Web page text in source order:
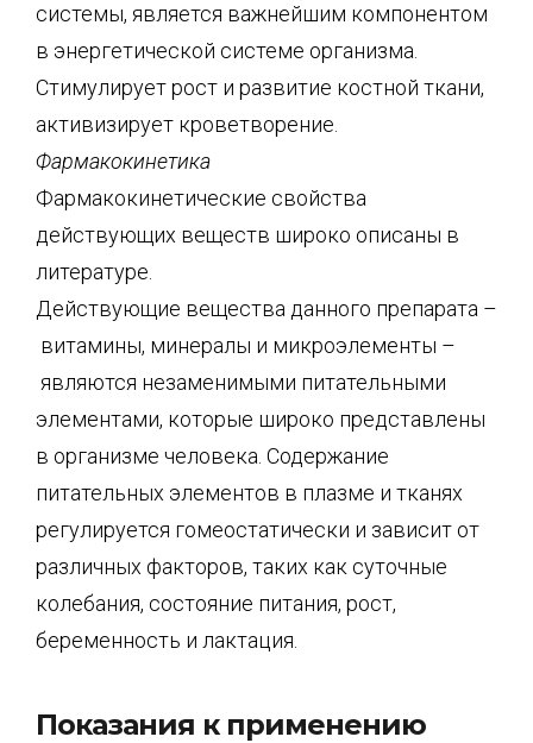
системы, является важнейшим компонентом
в энергетической системе организма.
Стимулирует рост и развитие костной ткани,
активизирует кроветворение.
Фармакокинетика
Фармакокинетические свойства
действующих веществ широко описаны в
литературе.
Действующие вещества данного препарата –
витамины, минералы и микроэлементы –
являются незаменимыми питательными
элементами, которые широко представлены
в организме человека. Содержание
питательных элементов в плазме и тканях
регулируется гомеостатически и зависит от
различных факторов, таких как суточные
колебания, состояние питания, рост,
беременность и лактация.
Показания к применению